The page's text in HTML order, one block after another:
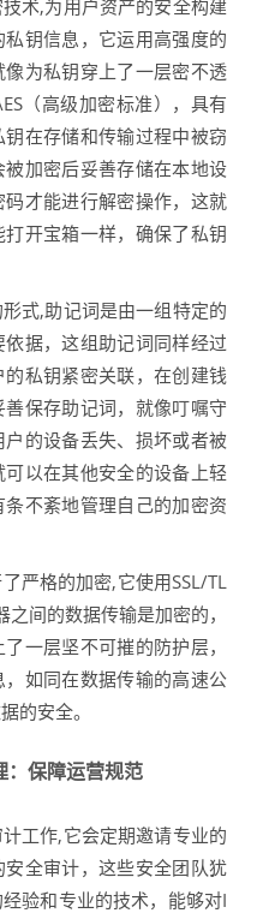
术,为用户资产的安全构建
钥信息，它运用高强度的
为私钥穿上了一层密不透
（高级加密标准），具有
在存储和传输过程中被窃
加密后妥善存储在本地设
才能进行解密操作，这就
开宝箱一样，确保了私钥
式,助记词是由一组特定的
据，这组助记词同样经过
私钥紧密关联，在创建钱
保存助记词，就像叮嘱守
的设备丢失、损坏或者被
以在其他安全的设备上轻
不紊地管理自己的加密资
严格的加密,它使用SSL/TL
间的数据传输是加密的，
一层坚不可摧的防护层，
，如同在数据传输的高速公
的安全。
：保障运营规范
工作,它会定期邀请专业的
全审计，这些安全团队犹
验和专业的技术，能够对I